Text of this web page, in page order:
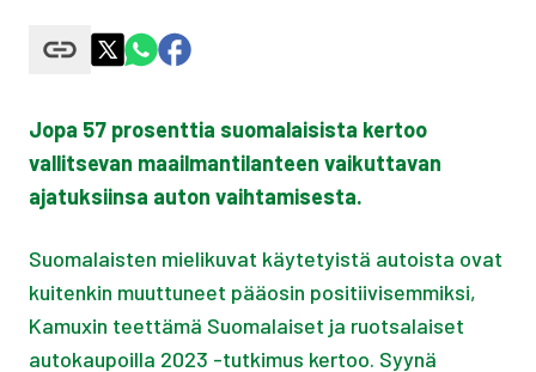
Jopa 57 prosenttia suomalaisista kertoo
vallitsevan maailmantilanteen vaikuttavan
ajatuksiinsa auton vaihtamisesta.
Suomalaisten mielikuvat käytetyistä autoista ovat
kuitenkin muuttuneet pääosin positiivisemmiksi,
Kamuxin teettämä Suomalaiset ja ruotsalaiset
autokaupoilla 2023 -tutkimus kertoo. Syynä